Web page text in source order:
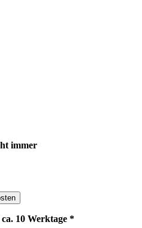
10 Werktage *